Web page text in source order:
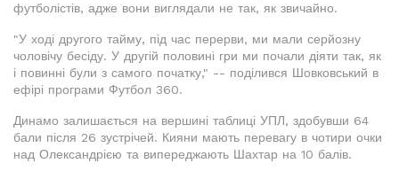
футболістів, адже вони виглядали не так, як звичайно.
"У ході другого тайму, під час перерви, ми мали серйозну
чоловічу бесіду. У другій половині гри ми почали діяти так, як
і повинні були з самого початку," -- поділився Шовковський в
ефірі програми Футбол 360.
Динамо залишається на вершині таблиці УПЛ, здобувши 64
бали після 26 зустрічей. Кияни мають перевагу в чотири очки
над Олександрією та випереджають Шахтар на 10 балів.